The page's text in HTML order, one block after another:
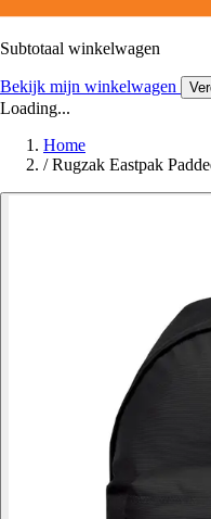
Subtotaal winkelwagen
Bekijk mijn winkelwagen
Loading...
Home
/ Rugzak Eastpak